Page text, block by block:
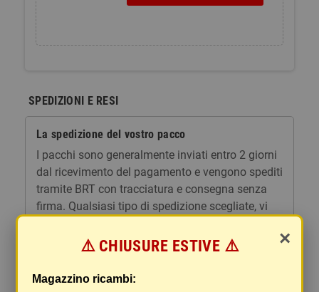
SPEDIZIONI E RESI
La spedizione del vostro pacco
I pacchi sono generalmente inviati entro 2 giorni
dal ricevimento del pagamento e vengono spediti
tramite BRT con tracciatura e consegna senza
firma. Qualsiasi tipo di spedizione scegliate, vi
gestione e imballaggio e le spese postali. I costi
×
⚠️ CHIUSURE ESTIVE ⚠️
Magazzino ricambi: